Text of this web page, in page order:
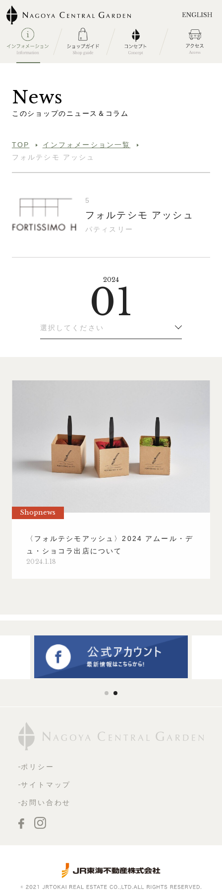
News
こ のシ ョ ッ プのニ ュ ース ＆ コ ラ ム
TOP
インフォメーション一覧
フォルテシモ アッシュ
5
フォルテシモ アッシュ
パティスリー
2024
01
選択してください
Shopnews
〈フォルテシモアッシュ〉2024 アムール・デ
ュ・ショコラ出店について
2024.1.18
ポリシー
サイトマップ
お問い合わせ